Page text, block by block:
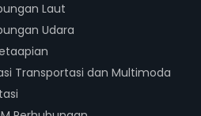
Laut
Udara
Transportasi dan Multimoda